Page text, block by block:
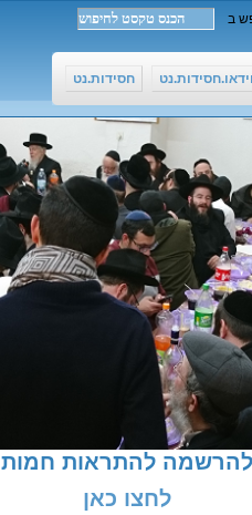
חסידות.נט וידאו.חסידות.נט
להרשמה להתראות חמות
לחצו כאן